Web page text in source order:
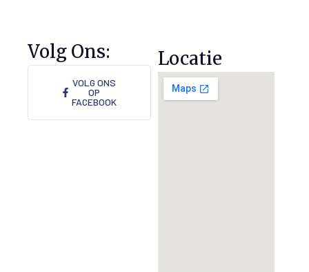
Volg Ons:
VOLG ONS
OP
FACEBOOK
Locatie